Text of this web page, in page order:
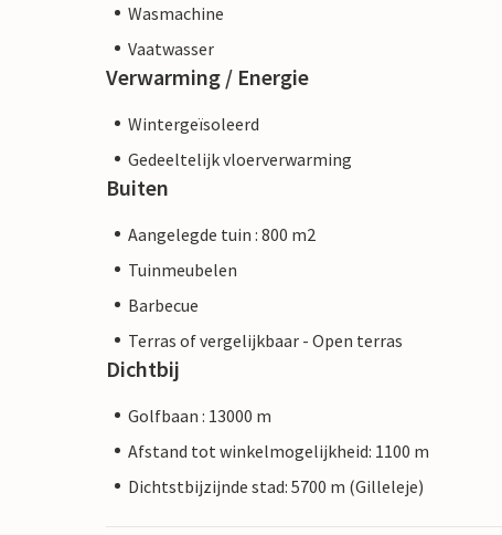
Wasmachine
Vaatwasser
Verwarming / Energie
Wintergeïsoleerd
Gedeeltelijk vloerverwarming
Buiten
Aangelegde tuin : 800 m2
Tuinmeubelen
Barbecue
Terras of vergelijkbaar - Open terras
Dichtbij
Golfbaan : 13000 m
Afstand tot winkelmogelijkheid: 1100 m
Dichtstbijzijnde stad: 5700 m (Gilleleje)